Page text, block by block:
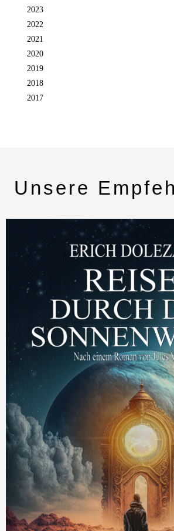
2023
2022
2021
2020
2019
2018
2017
Unsere